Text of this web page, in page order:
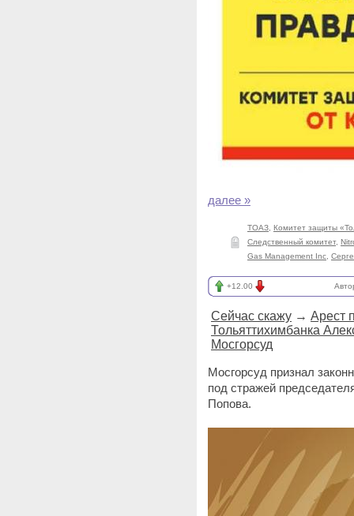
далее »
ТОАЗ Комитет защиты
Следственный комитет,
Gas Management Inc
+12.00
Сейчас скажу → Арест
Тольяттихимбанка
Мосгорсуд
Мосгорсуд признал
под стражей
Попова.